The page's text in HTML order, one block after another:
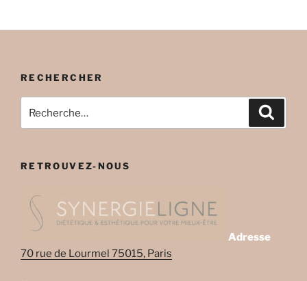
RECHERCHER
pour
RETROUVEZ-NOUS
Adresse
70 rue de Lourmel 75015, Paris